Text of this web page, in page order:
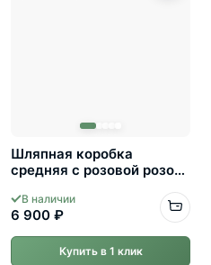
Шляпная коробка
средняя с розовой розой
В наличии
6 900 ₽
Купить в 1 клик